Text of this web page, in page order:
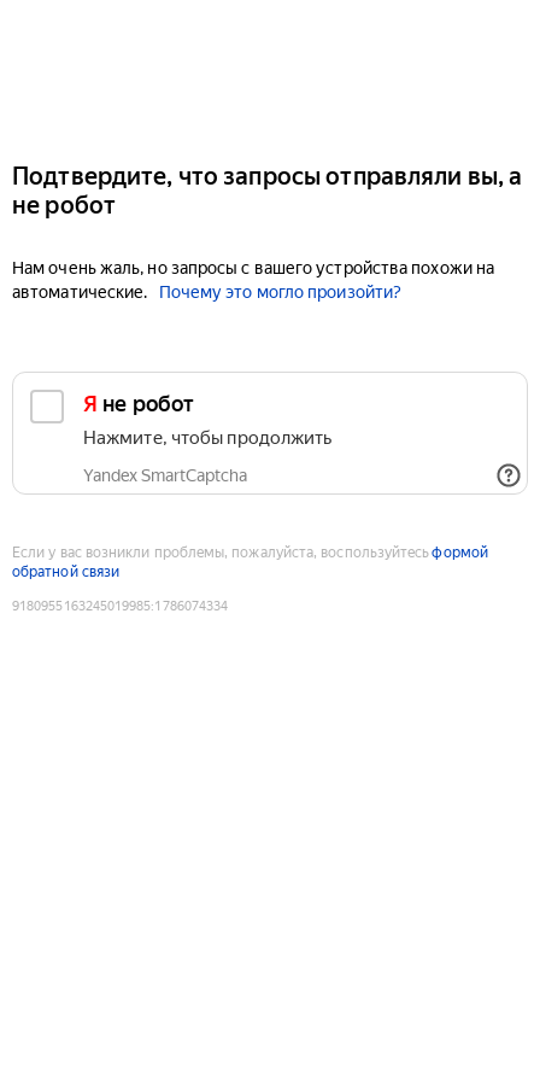
Подтвердите, что запросы отправляли вы, а
не робот
Нам очень жаль, но запросы с вашего устройства похожи на
автоматические.
Почему это могло произойти?
Я не робот
Нажмите, чтобы продолжить
Yandex SmartCaptcha
Если у вас возникли проблемы, пожалуйста, воспользуйтесьформой
обратной связи
9180955163245019985:1786074334